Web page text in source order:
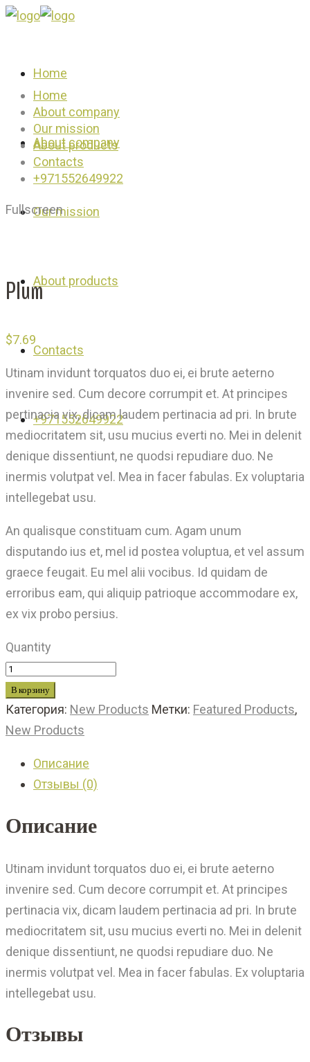
Home
About company
Our mission
About products
Contacts
+971552649922
Home
About company
Our mission
About products
Contacts
+971552649922
Fullscreen
Plum
$7.69
Utinam invidunt torquatos duo ei, ei brute aeterno
invenire sed. Cum decore corrumpit et. At principes
pertinacia vix, dicam laudem pertinacia ad pri. In brute
mediocritatem sit, usu mucius everti no. Mei in delenit
denique dissentiunt, ne quodsi repudiare duo. Ne
inermis volutpat vel. Mea in facer fabulas. Ex voluptaria
intellegebat usu.
An qualisque constituam cum. Agam unum
disputando ius et, mel id postea voluptua, et vel assum
graece feugait. Eu mel alii vocibus. Id quidam de
erroribus eam, qui aliquip patrioque accommodare ex,
ex vix probo persius.
Quantity
В корзину
Категория: New Products Метки: Featured Products,
New Products
Описание
Отзывы (0)
Описание
Utinam invidunt torquatos duo ei, ei brute aeterno
invenire sed. Cum decore corrumpit et. At principes
pertinacia vix, dicam laudem pertinacia ad pri. In brute
mediocritatem sit, usu mucius everti no. Mei in delenit
denique dissentiunt, ne quodsi repudiare duo. Ne
inermis volutpat vel. Mea in facer fabulas. Ex voluptaria
intellegebat usu.
Отзывы